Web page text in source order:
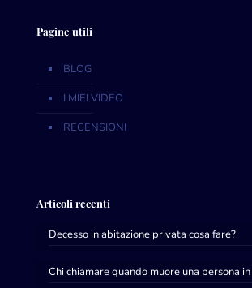
Pagine utili
BLOG
I MIEI VIDEO
RECENSIONI
Articoli recenti
Decesso in abitazione privata cosa fare?
Chi chiamare quando muore una persona in